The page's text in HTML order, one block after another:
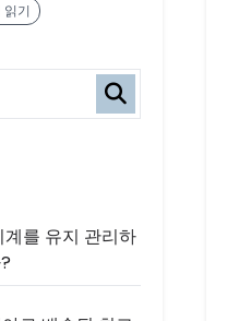
읽기
를 유지 관리하